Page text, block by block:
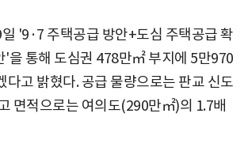
'9·7 주택공급 방안+도심 주택공급 확
'을 통해 도심권 478만㎡ 부지에 5만970
다고 밝혔다. 공급 물량으로는 판교 신도
면적으로는 여의도(290만㎡)의 1.7배